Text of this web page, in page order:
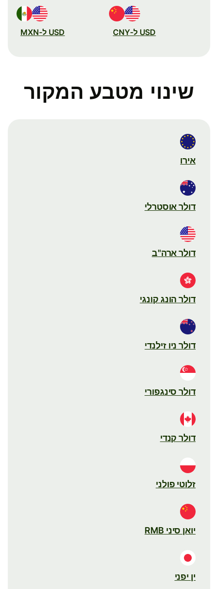
USD ל-CNY USD ל-MXN
שינוי מטבע המקור
אירו
דולר אוסטרלי
דולר ארה"ב
דולר הונג קונגי
דולר ניו זילנדי
דולר סינגפורי
דולר קנדי
זלוטי פולני
יואן סיני RMB
ין יפני